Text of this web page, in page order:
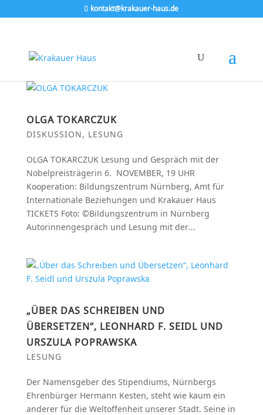
kontakt@krakauer-haus.de
OLGA TOKARCZUK
DISKUSSION, LESUNG
OLGA TOKARCZUK Lesung und Gespräch mit der
Nobelpreisträgerin 6. NOVEMBER, 19 UHR
Kooperation: Bildungszentrum Nürnberg, Amt für
Internationale Beziehungen und Krakauer Haus
TICKETS Foto: ©Bildungszentrum in Nürnberg
Autorinnengespräch und Lesung mit der...
„ÜBER DAS SCHREIBEN UND
ÜBERSETZEN“, LEONHARD F. SEIDL UND
URSZULA POPRAWSKA
LESUNG
Der Namensgeber des Stipendiums, Nürnbergs
Ehrenbürger Hermann Kesten, steht wie kaum ein
anderer für die Weltoffenheit unserer Stadt. Seine in